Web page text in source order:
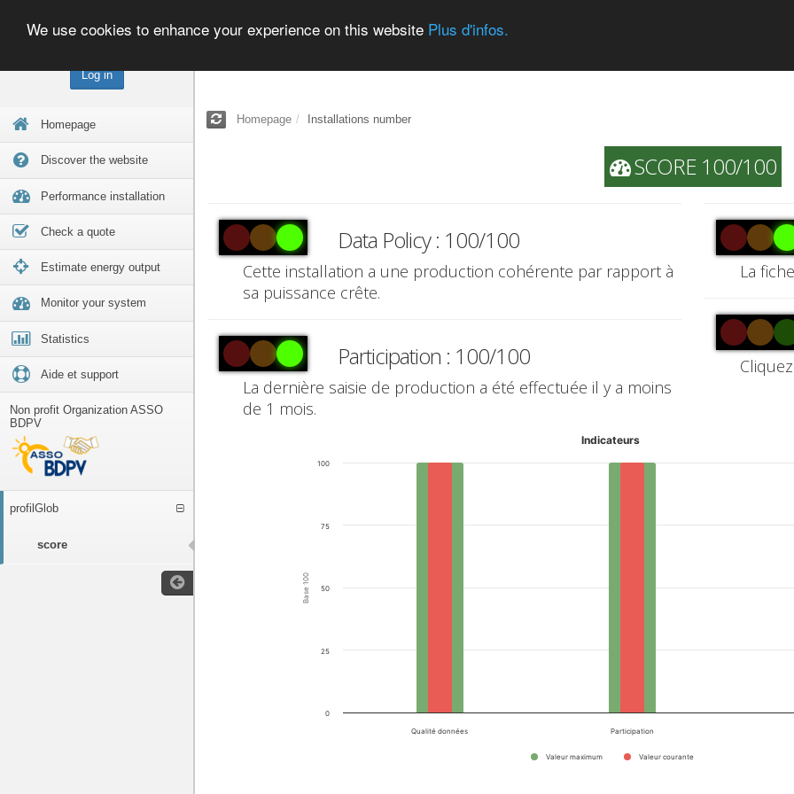
Log in
Homepage
Discover the website
Performance installation
Check a quote
Estimate energy output
Monitor your system
Statistics
Aide et support
Non profit Organization ASSO
BDPV
profilGlob
score
We use cookies to enhance your experience on this website Plus d'infos.
Homepage Installations number
SCORE 100/100
Data Policy : 100/100
Cette installation a une production cohérente par rapport à
sa puissance crête.
Participation : 100/100
La dernière saisie de production a été effectuée il y a moins
de 1 mois.
La
Base 100
Indicateurs
Valeur maximum Valeur courante
Qualité données Participation
0
25
50
75
100